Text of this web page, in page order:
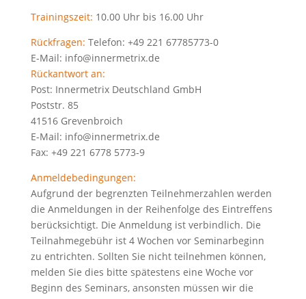
Trainingszeit: 10.00 Uhr bis 16.00 Uhr
Rückfragen: Telefon: +49 221 67785773-0
E-Mail: info@innermetrix.de
Rückantwort an:
Post: Innermetrix Deutschland GmbH
Poststr. 85
41516 Grevenbroich
E-Mail: info@innermetrix.de
Fax: +49 221 6778 5773-9
Anmeldebedingungen:
Aufgrund der begrenzten Teilnehmerzahlen werden
die Anmeldungen in der Reihenfolge des Eintreffens
berücksichtigt. Die Anmeldung ist verbindlich. Die
Teilnahmegebühr ist 4 Wochen vor Seminarbeginn
zu entrichten. Sollten Sie nicht teilnehmen können,
melden Sie dies bitte spätestens eine Woche vor
Beginn des Seminars, ansonsten müssen wir die